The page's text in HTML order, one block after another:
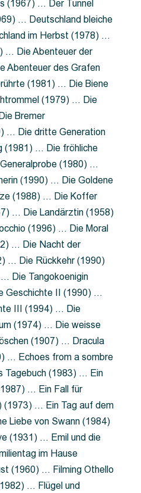
(1967) … Der Tunnel
… Deutschland bleiche
im Herbst (1978) …
… Die Abenteuer der
Abenteuer des Grafen
(1981) … Die Biene
(1979) … Die
Bremer
… Die dritte Generation
(1981) … Die fröhliche
(1980) …
(1990) … Die Goldene
(1988) … Die Koffer
… Die Landärztin (1958)
(1996) … Die Moral
… Die Nacht der
… Die Rückkehr (1990)
Die Tangokoenigin
Geschichte II (1990) …
III (1994) … Die
(1974) … Die weisse
(1907) … Dracula
… Echoes from a sombre
Tagebuch (1983) … Ein
… Ein Fall für
(1973) … Ein Tag auf dem
Liebe von Swann (1984)
(1931) … Emil und die
im Hause
(1960) … Filming Othello
… Flügel und